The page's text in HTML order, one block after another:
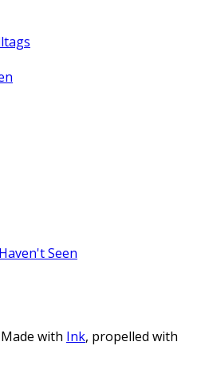
Seen
with Ink, propelled with